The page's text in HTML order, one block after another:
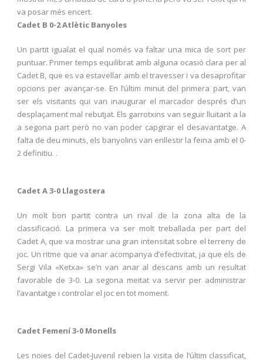
va posar més encert.
Cadet B 0-2 Atlètic Banyoles
Un partit igualat el qual només va faltar una mica de sort per
puntuar. Primer temps equilibrat amb alguna ocasió clara per al
Cadet B, que es va estavellar amb el travesser i va desaprofitar
opcions per avançar-se. En l’últim minut del primera part, van
ser els visitants qui van inaugurar el marcador després d’un
desplaçament mal rebutjat. Els garrotxins van seguir lluitant a la
a segona part però no van poder capgirar el desavantatge. A
falta de deu minuts, els banyolins van enllestir la feina amb el 0-
2 definitiu. .
Cadet A 3-0 Llagostera
Un molt bon partit contra un rival de la zona alta de la
classificació. La primera va ser molt treballada per part del
Cadet A, que va mostrar una gran intensitat sobre el terreny de
joc. Un ritme que va anar acompanya d’efectivitat, ja que els de
Sergi Vila «Ketxa» se’n van anar al descans amb un resultat
favorable de 3-0. La segona meitat va servir per administrar
l’avantatge i controlar el joc en tot moment.
Cadet Femení 3-0 Monells
Les noies del Cadet-Juvenil rebien la visita de l’últim classificat,